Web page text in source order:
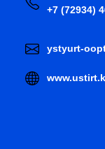
+7 (72934)
ystyurt-